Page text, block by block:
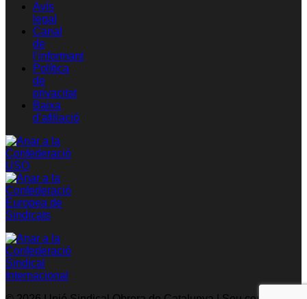
Avís
legal
Canal
de
l’informant
Política
de
privacitat
Baixa
d’afiliació